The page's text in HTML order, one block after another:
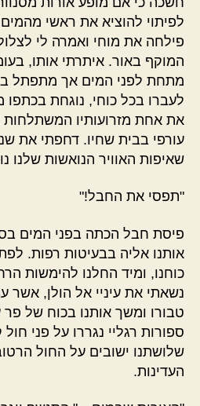
לפיתוי להוציא את ראשי
פילחה את מוחי ואמרה לי
המוקף באור. איתרתי אותו,
מתחת לפני המים אך מתפתל
לעברו בכל כוחי, נוגחת
את אחת מזרועותיו המשתלחות
עורפי בבית שחיו. דחפתי את
שאיפות האוויר הנואשות שלנו
"תפסי את החבל!"
פיסת חבל הכתה בפני המים
אותנו אליה בבעיטות רפות.
כוחנו, ומיד החלנו להימשות
נשאתי את עיניי אל הולן, אשר
טבורו ומשך אותנו בכוח של פר
ספורות רגליי נגררו על פני
שלושתנו ישובים על החול
העדינות.